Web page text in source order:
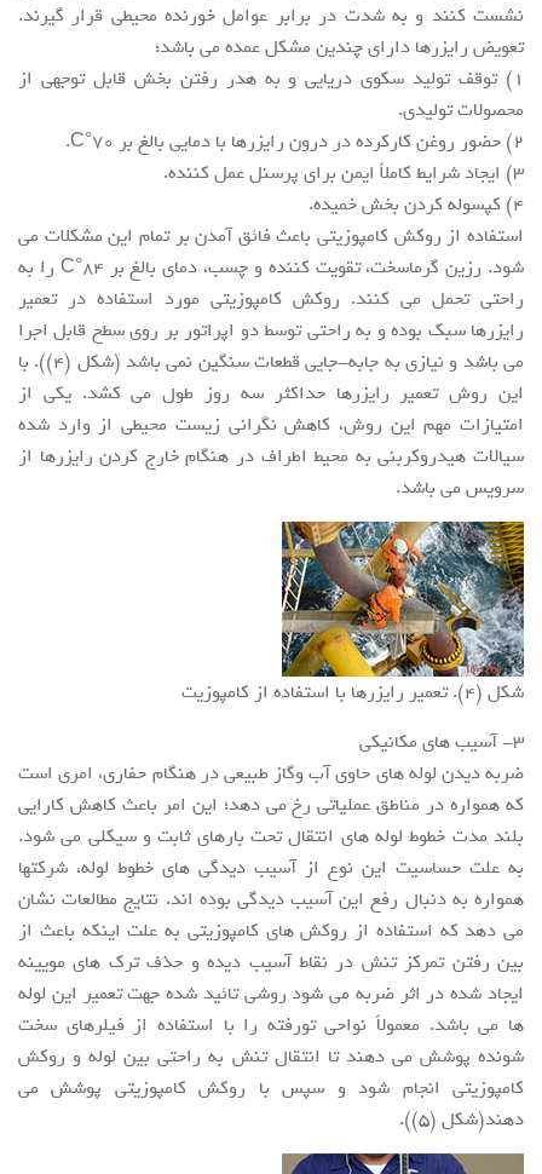
نشست کنند و به شدت در برابر عوامل خورنده محیطی قرار گیرند.
تعویض رایزرها دارای چندین مشکل عمده می باشد؛
1) توقف تولید سکوی دریایی و به هدر رفتن بخش قابل توجهی از
محصولات تولیدی.
2) حضور روغن کارکرده در درون رایزرها با دمایی بالغ بر 70°C.
3) ایجاد شرایط کاملاً ایمن برای پرسنل عمل کننده.
4) کپسوله کردن بخش خمیده.
استفاده از روکش کامپوزیتی باعث فائق آمدن بر تمام این مشکلات می
شود. رزین گرماسخت، تقویت کننده و چسب، دمای بالغ بر 84°C را به
راحتی تحمل می کنند. روکش کامپوزیتی مورد استفاده در تعمیر
رایزرها سبک بوده و به راحتی توسط دو اپراتور بر روی سطح قابل اجرا
می باشد و نیازی به جابه-جایی قطعات سنگین نمی باشد (شکل (4)). با
این روش تعمیر رایزرها حداکثر سه روز طول می کشد. یکی از
امتیازات مهم این روش، کاهش نگرانی زیست محیطی از وارد شده
سیالات هیدروکربنی به محیط اطراف در هنگام خارج کردن رایزرها از
سرویس می باشد.
شکل (4). تعمیر رایزرها با استفاده از کامپوزیت
3- آسیب های مکانیکی
ضربه دیدن لوله های حاوی آب وگاز طبیعی در هنگام حفاری، امری است
که همواره در مناطق عملیاتی رخ می دهد؛ این امر باعث کاهش کارایی
بلند مدت خطوط لوله های انتقال تحت بارهای ثابت و سیکلی می شود.
به علت حساسیت این نوع از آسیب دیدگی های خطوط لوله، شرکتها
همواره به دنبال رفع این آسیب دیدگی بوده اند. نتایج مطالعات نشان
می دهد که استفاده از روکش های کامپوزیتی به علت اینکه باعث از
بین رفتن تمرکز تنش در نقاط آسیب دیده و حذف ترک های مویینه
ایجاد شده در اثر ضربه می شود روشی تائید شده جهت تعمیر این لوله
ها می باشد. معمولاً نواحی تورفته را با استفاده از فیلرهای سخت
شونده پوشش می دهند تا انتقال تنش به راحتی بین لوله و روکش
کامپوزیتی انجام شود و سپس با روکش کامپوزیتی پوشش می
دهند(شکل (5)).